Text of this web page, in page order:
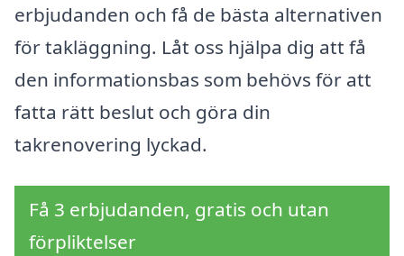
erbjudanden och få de bästa alternativen
för takläggning. Låt oss hjälpa dig att få
den informationsbas som behövs för att
fatta rätt beslut och göra din
takrenovering lyckad.
Få 3 erbjudanden, gratis och utan
förpliktelser